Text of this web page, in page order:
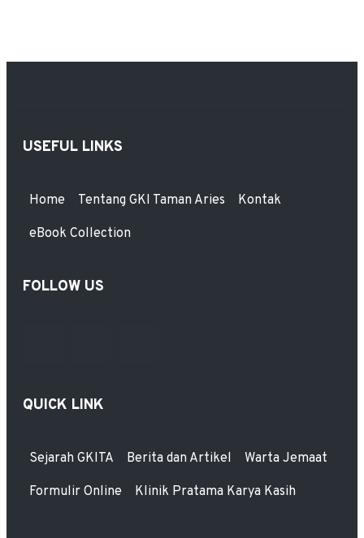
USEFUL LINKS
Home Tentang GKI Taman Aries Kontak
eBook Collection
FOLLOW US
QUICK LINK
Sejarah GKITA Berita dan Artikel Warta Jemaat
Formulir Online Klinik Pratama Karya Kasih